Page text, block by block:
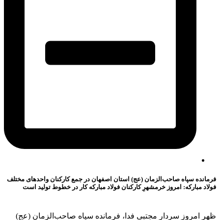
فرمانده سپاه صاحب‌الزمان (عج) استان اصفهان در جمع کارکنان واحدهای مختلف
فولاد مبارکه: امروز خرمشهرِ كاركنان فولاد مباركه كار در خطوط تولید است
ظهر امروز سردار مجتبی فدا، فرمانده سپاه صاحب‌الزمان (عج)